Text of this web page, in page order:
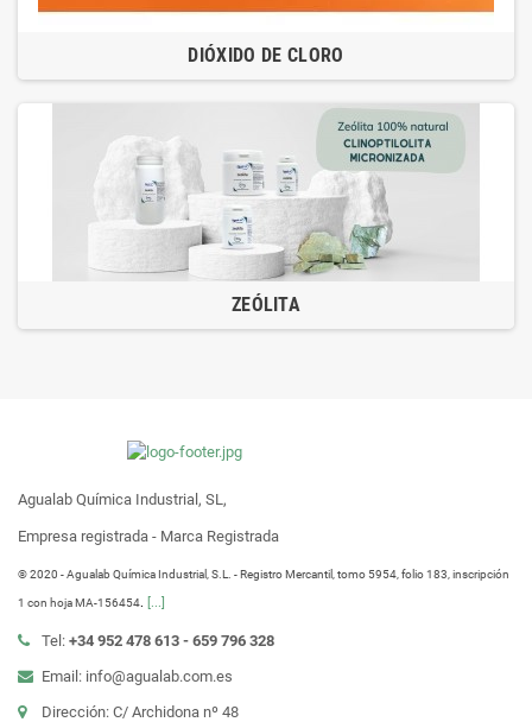
DIÓXIDO DE CLORO
ZEÓLITA
Agualab Química Industrial, SL,
Empresa registrada - Marca Registrada
® 2020 - Agualab Química Industrial, S.L. - Registro Mercantil, tomo 5954, folio 183, inscripción
1 con hoja MA-156454. [...]
Tel: +34 952 478 613 - 659 796 328
Email: info@agualab.com.es
Dirección: C/ Archidona nº 48